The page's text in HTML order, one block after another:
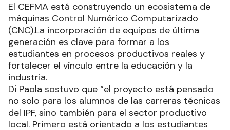
El CEFMA está construyendo un ecosistema de
máquinas Control Numérico Computarizado
(CNC).La incorporación de equipos de última
generación es clave para formar a los
estudiantes en procesos productivos reales y
fortalecer el vínculo entre la educación y la
industria.
Di Paola sostuvo que “el proyecto está pensado
no solo para los alumnos de las carreras técnicas
del IPF, sino también para el sector productivo
local. Primero está orientado a los estudiantes